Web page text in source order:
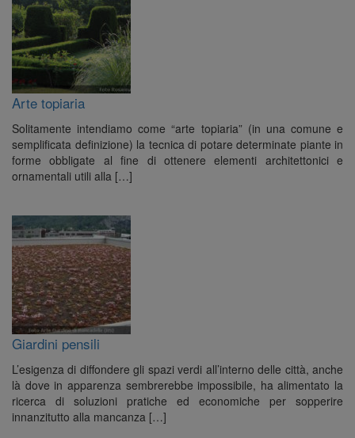
Arte topiaria
Solitamente intendiamo come “arte topiaria” (in una comune e
semplificata definizione) la tecnica di potare determinate piante in
forme obbligate al fine di ottenere elementi architettonici e
ornamentali utili alla […]
Giardini pensili
L’esigenza di diffondere gli spazi verdi all’interno delle città, anche
là dove in apparenza sembrerebbe impossibile, ha alimentato la
ricerca di soluzioni pratiche ed economiche per sopperire
innanzitutto alla mancanza […]